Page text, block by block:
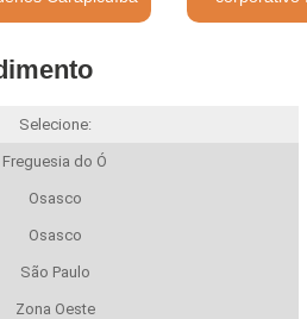
Selecione:
Freguesia do Ó
Osasco
Osasco
São Paulo
Zona Oeste